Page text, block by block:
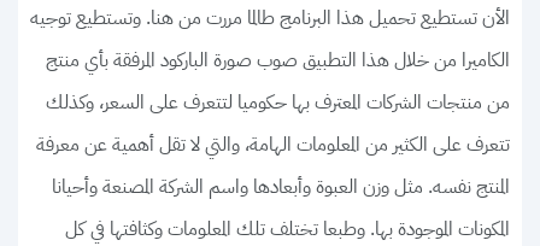
الأن تستطيع تحميل هذا البرنامج طالما مررت من هنا. وتستطيع توجيه
الكاميرا من خلال هذا التطبيق صوب صورة الباركود المرفقة بأي منتج
من منتجات الشركات المعترف بها حكوميا لتتعرف على السعر، وكذلك
تتعرف على الكثير من المعلومات الهامة، والتي لا تقل أهمية عن معرفة
المنتج نفسه. مثل وزن العبوة وأبعادها واسم الشركة المصنعة وأحيانا
المكونات الموجودة بها. وطبعا تختلف تلك المعلومات وكثافتها في كل